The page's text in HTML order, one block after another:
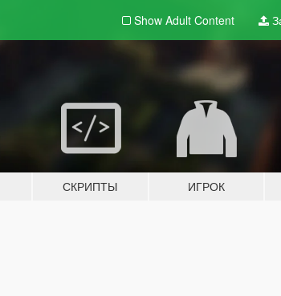
Show Adult Content
СКРИПТЫ ИГРОК